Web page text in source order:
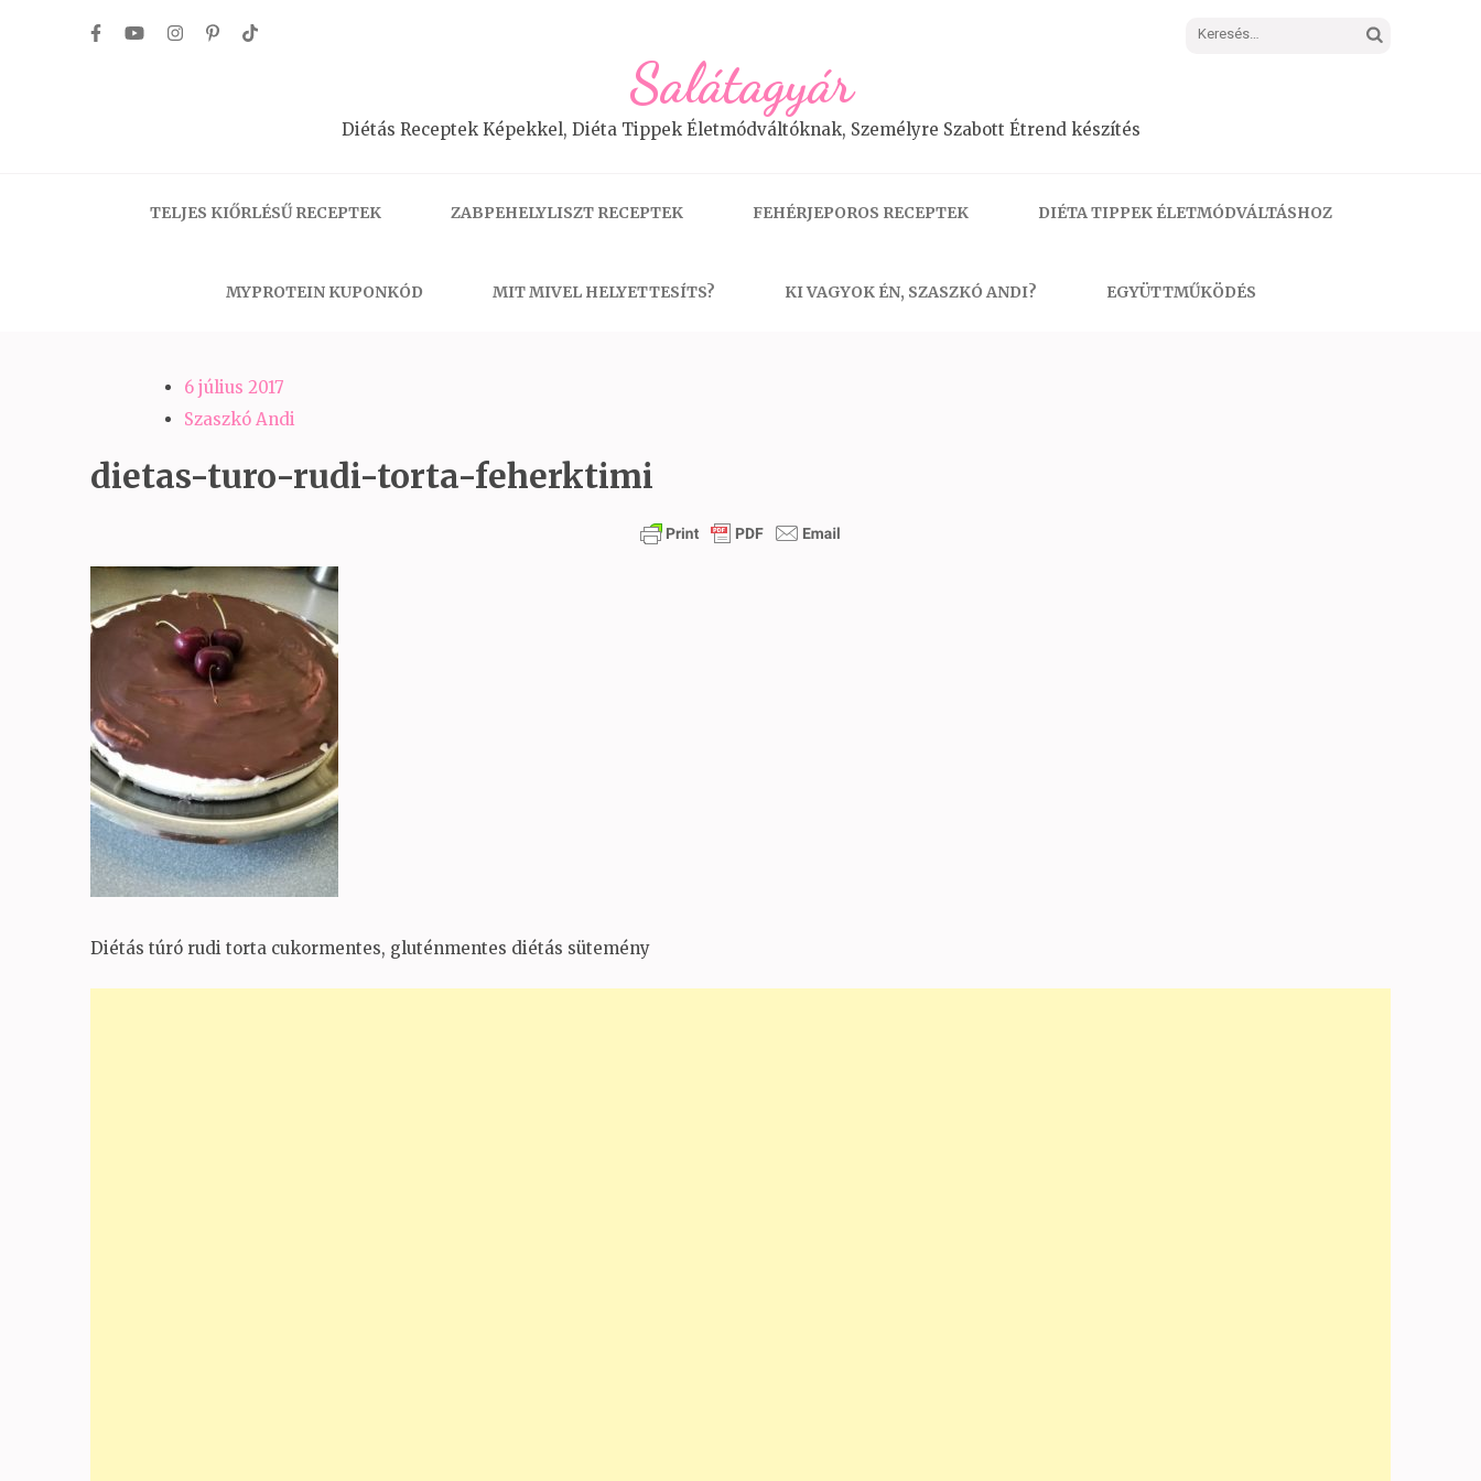
Keresés:
Salátagyár
Diétás Receptek Képekkel, Diéta Tippek Életmódváltóknak, Személyre Szabott Étrend készítés
TELJES KIŐRLÉSŰ RECEPTEK ZABPEHELYLISZT RECEPTEK FEHÉRJEPOROS RECEPTEK DIÉTA TIPPEK ÉLETMÓDVÁLTÁSHOZ
MYPROTEIN KUPONKÓD MIT MIVEL HELYETTESÍTS? KI VAGYOK ÉN, SZASZKÓ ANDI? EGYÜTTMŰKÖDÉS
6 július 2017
Szaszkó Andi
dietas-turo-rudi-torta-feherktimi
Diétás túró rudi torta cukormentes, gluténmentes diétás sütemény